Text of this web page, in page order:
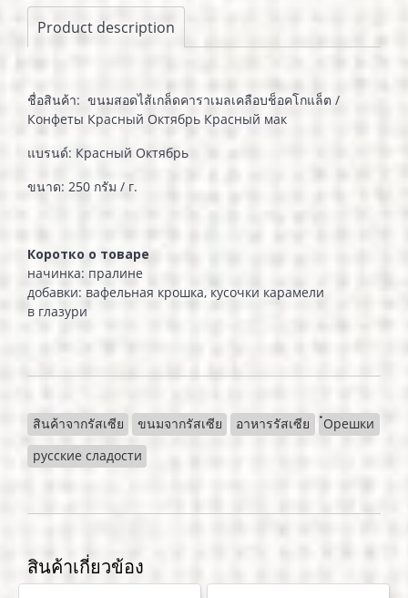
Product description
ชื่อสินค้า: ขนมสอดไส้เกล็ดคาราเมลเคลือบช็อคโกแล็ต /
Конфеты Красный Октябрь Красный мак
แบรนด์: Красный Октябрь
ขนาด: 250 กรัม / г.
Коротко о товаре
начинка: пралине
добавки: вафельная крошка, кусочки карамели
в глазури
สินค้าจากรัสเซีย ขนมจากรัสเซีย อาหารรัสเซีย
๋Орешки
русские сладости
สินค้าเกี่ยวข้อง